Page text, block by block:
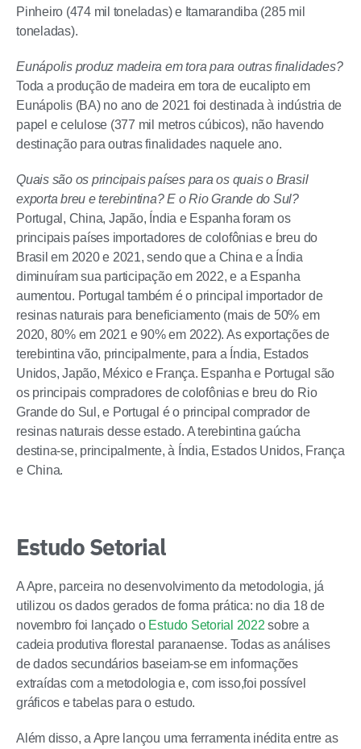
Pinheiro (474 mil toneladas) e Itamarandiba (285 mil
toneladas).
Eunápolis produz madeira em tora para outras finalidades?
Toda a produção de madeira em tora de eucalipto em
Eunápolis (BA) no ano de 2021 foi destinada à indústria de
papel e celulose (377 mil metros cúbicos), não havendo
destinação para outras finalidades naquele ano.
Quais são os principais países para os quais o Brasil
exporta breu e terebintina? E o Rio Grande do Sul?
Portugal, China, Japão, Índia e Espanha foram os
principais países importadores de colofônias e breu do
Brasil em 2020 e 2021, sendo que a China e a Índia
diminuíram sua participação em 2022, e a Espanha
aumentou. Portugal também é o principal importador de
resinas naturais para beneficiamento (mais de 50% em
2020, 80% em 2021 e 90% em 2022). As exportações de
terebintina vão, principalmente, para a Índia, Estados
Unidos, Japão, México e França. Espanha e Portugal são
os principais compradores de colofônias e breu do Rio
Grande do Sul, e Portugal é o principal comprador de
resinas naturais desse estado. A terebintina gaúcha
destina-se, principalmente, à Índia, Estados Unidos, França
e China.
Estudo Setorial
A Apre, parceira no desenvolvimento da metodologia, já
utilizou os dados gerados de forma prática: no dia 18 de
novembro foi lançado o Estudo Setorial 2022 sobre a
cadeia produtiva florestal paranaense. Todas as análises
de dados secundários baseiam-se em informações
extraídas com a metodologia e, com isso,foi possível
gráficos e tabelas para o estudo.
Além disso, a Apre lançou uma ferramenta inédita entre as